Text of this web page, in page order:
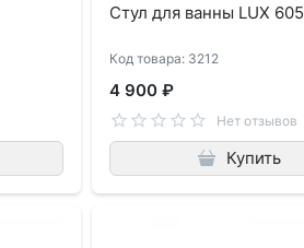
Стул для ванны LUX 605
Код товара: 3212
4 900 ₽
Нет отзывов
Купить